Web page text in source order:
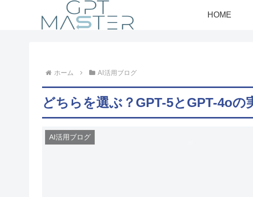
HOME
ホーム AI活用ブログ
どちらを選ぶ？GPT-5とGPT-4o
AI活用ブログ